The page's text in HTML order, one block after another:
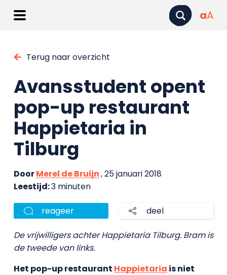
aA
Terug naar overzicht
Avansstudent opent
pop-up restaurant
Happietaria in
Tilburg
DoorMerel de Bruijn, 25 januari 2018
Leestijd:3 minuten
reageer deel
De vrijwilligers achter Happietaria Tilburg. Bram is
de tweede van links.
Het pop-up restaurant Happietaria is niet